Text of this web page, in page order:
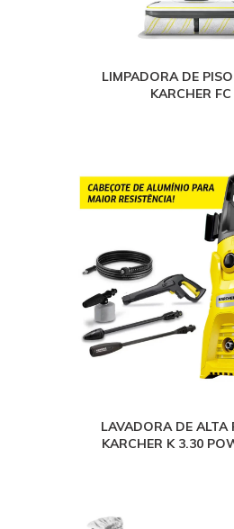
LIMPADORA DE
KARCHER
LAVADORA DE ALTA
KARCHER K 3.30